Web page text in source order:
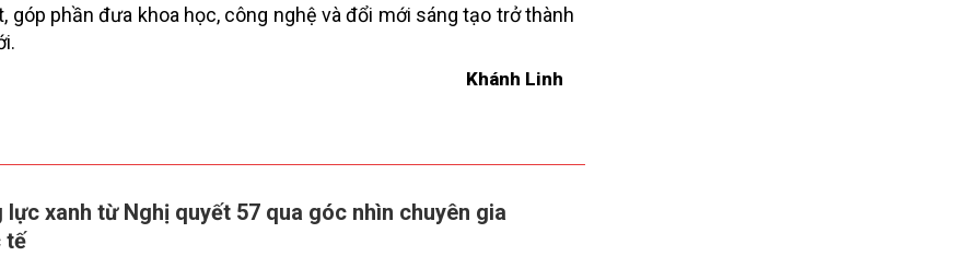
phần đưa khoa học, công nghệ và đổi mới sáng tạo trở thành
Khánh Linh
lực xanh từ Nghị quyết 57 qua góc nhìn chuyên gia
tế